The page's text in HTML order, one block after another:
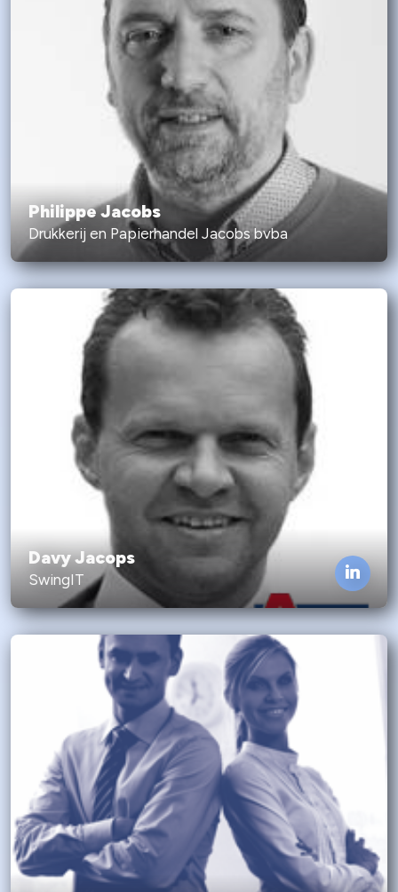
Philippe Jacobs
Drukkerij en Papierhandel Jacobs bvba
Davy Jacops
SwingIT